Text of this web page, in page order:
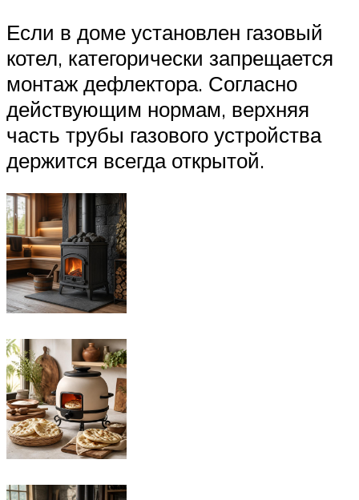
Если в доме установлен газовый
котел, категорически запрещается
монтаж дефлектора. Согласно
действующим нормам, верхняя
часть трубы газового устройства
держится всегда открытой.